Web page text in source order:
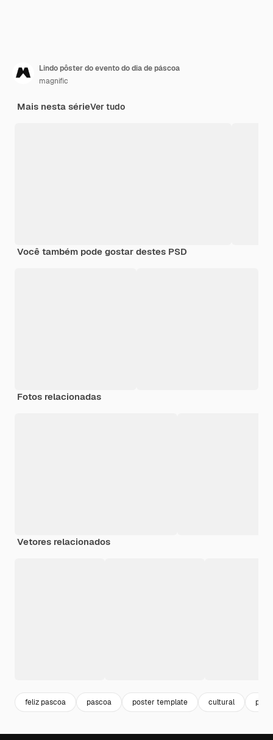
Lindo pôster do evento do dia de páscoa
magnific
Mais nesta sérieVer tudo
Você também pode gostar destes PSD
Fotos relacionadas
Vetores relacionados
feliz pascoa pascoa poster template cultural